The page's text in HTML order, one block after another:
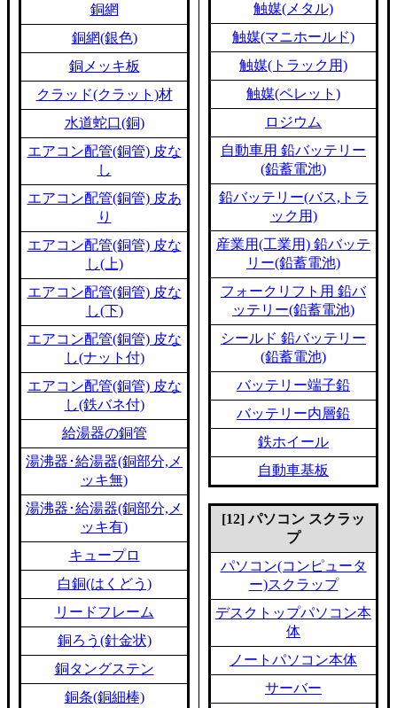
銅網
銅網(銀色)
銅メッキ板
クラッド(クラット)材
水道蛇口(銅)
エアコン配管(銅管) 皮な
し
エアコン配管(銅管) 皮あ
り
エアコン配管(銅管) 皮な
し(上)
エアコン配管(銅管) 皮な
し(下)
エアコン配管(銅管) 皮な
し(ナット付)
エアコン配管(銅管) 皮な
し(鉄バネ付)
給湯器の銅管
湯沸器･給湯器(銅部分,メ
ッキ無)
湯沸器･給湯器(銅部分,メ
ッキ有)
キュープロ
白銅(はくどう)
リードフレーム
銅ろう(針金状)
銅タングステン
銅条(銅細棒)
触媒(メタル)
触媒(マニホールド)
触媒(トラック用)
触媒(ペレット)
ロジウム
自動車用 鉛バッテリー
(鉛蓄電池)
鉛バッテリー(バス,トラ
ック用)
産業用(工業用) 鉛バッテ
リー(鉛蓄電池)
フォークリフト用 鉛バ
ッテリー(鉛蓄電池)
シールド 鉛バッテリー
(鉛蓄電池)
バッテリー端子鉛
バッテリー内層鉛
鉄ホイール
自動車基板
[12] パソコン スクラッ
プ
パソコン(コンピュータ
ー)スクラップ
デスクトップパソコン本
体
ノートパソコン本体
サーバー